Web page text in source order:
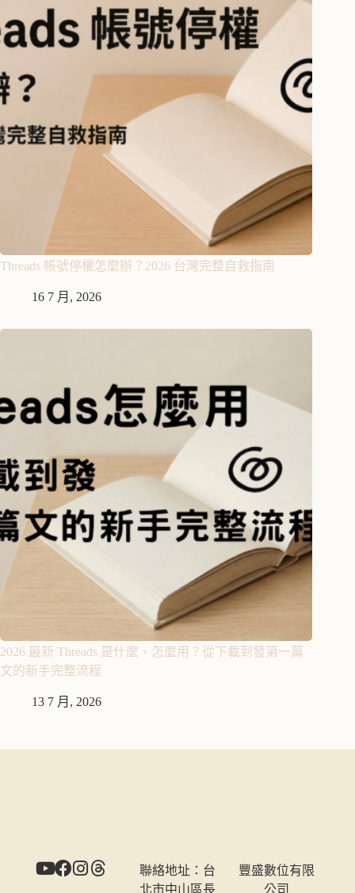
Threads 帳號停權怎麼辦？2026 台灣完整自救指南
16 7 月, 2026
2026 最新 Threads 是什麼、怎麼用？從下載到發第一篇
文的新手完整流程
13 7 月, 2026
豐盛數位有限
公司
聯絡地址： 台
北市中山區長